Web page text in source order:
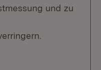
und zu